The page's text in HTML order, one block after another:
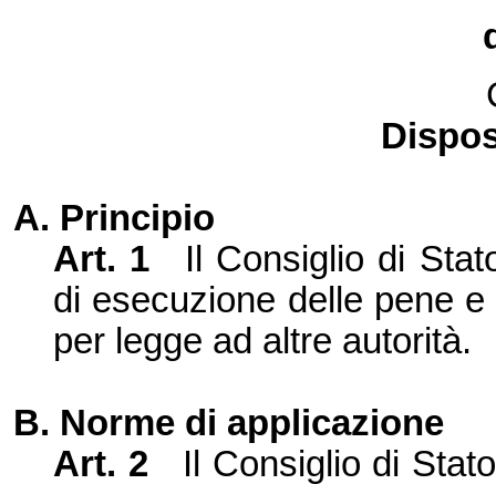
A. Principio
Art. 1
Il Consiglio di
di esecuzione delle pene
per legge ad altre autorità.
B. Norme di applicazione
Art. 2
Il Consiglio di